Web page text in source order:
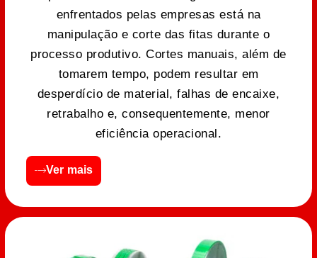
enfrentados pelas empresas está na
manipulação e corte das fitas durante o
processo produtivo. Cortes manuais, além de
tomarem tempo, podem resultar em
desperdício de material, falhas de encaixe,
retrabalho e, consequentemente, menor
eficiência operacional.
Ver mais